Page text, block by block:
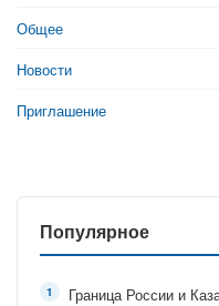
Общее
Новости
Приглашение
Популярное
Граница России и